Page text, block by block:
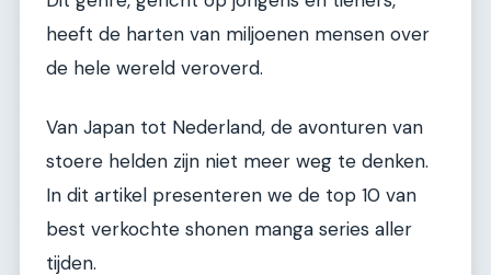
heeft de harten van miljoenen mensen over
de hele wereld veroverd.
Van Japan tot Nederland, de avonturen van
stoere helden zijn niet meer weg te denken.
In dit artikel presenteren we de top 10 van
best verkochte shonen manga series aller
tijden.